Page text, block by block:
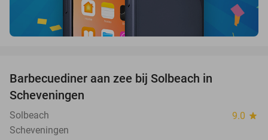
Barbecuediner aan zee bij Solbeach in
Scheveningen
Solbeach 9.0 star
Scheveningen